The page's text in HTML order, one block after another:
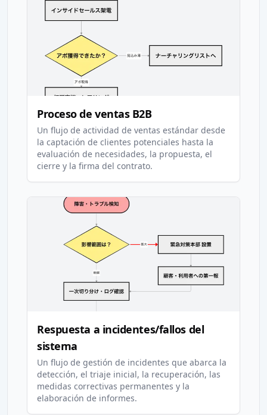
Proceso de ventas B2B
Un flujo de actividad de ventas estándar desde
la captación de clientes potenciales hasta la
evaluación de necesidades, la propuesta, el
cierre y la firma del contrato.
Respuesta a incidentes/fallos del
sistema
Un flujo de gestión de incidentes que abarca la
detección, el triaje inicial, la recuperación, las
medidas correctivas permanentes y la
elaboración de informes.